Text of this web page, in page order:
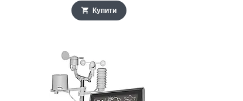
Купити